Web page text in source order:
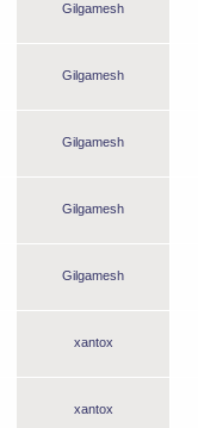
Gilgamesh
Gilgamesh
Gilgamesh
Gilgamesh
Gilgamesh
xantox
xantox